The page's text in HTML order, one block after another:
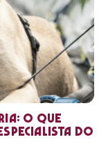
o que
do